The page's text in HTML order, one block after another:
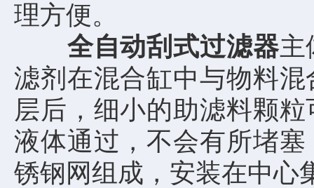
理方便。
全自动刮式过滤器主
滤剂在混合缸中与物料
层后，细小的助滤料颗
液体通过，不会有所堵
锈钢网组成，安装在中心